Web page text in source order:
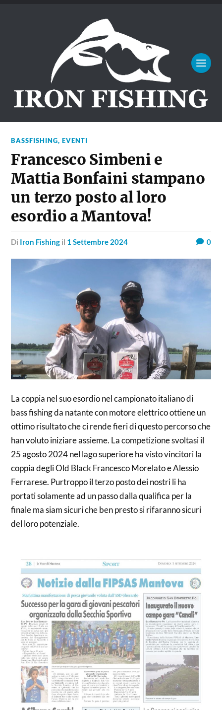
BASSFISHING,EVENTI
Francesco Simbeni e
Mattia Bonfaini stampano
un terzo posto al loro
esordio a Mantova!
di Iron Fishing il 1 Settembre 2024 0
La coppia nel suo esordio nel campionato italiano di
bass fishing da natante con motore elettrico ottiene un
ottimo risultato che ci rende fieri di questo percorso che
han voluto iniziare assieme. La competizione svoltasi il
25 agosto 2024 nel lago superiore ha visto vincitori la
coppia degli Old Black Francesco Morelato e Alessio
Ferrarese. Purtroppo il terzo posto dei nostri li ha
portati solamente ad un passo dalla qualifica per la
finale ma siam sicuri che ben presto si rifaranno sicuri
del loro potenziale.